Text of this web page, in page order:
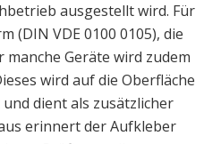
ausgestellt wird. Für
(DIN VDE 0100 0105), die
Geräte wird zudem
wird auf die Oberfläche
dient als zusätzlicher
erinnert der Aufkleber